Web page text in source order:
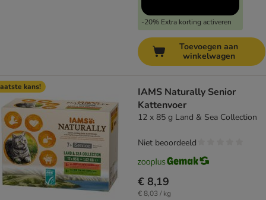
-20% Extra korting activeren
Toevoegen aan
winkelwagen
kans!
IAMS Naturally Senior
Kattenvoer
12 x 85 g Land & Sea Collection
€ 8,19
€ 8,03 / kg
Niet beoordeeld